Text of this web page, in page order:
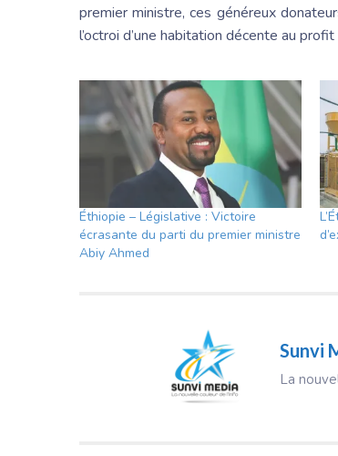
premier ministre, ces généreux
l’octroi d’une habitation décente au
Éthiopie – Législative : Victoire
écrasante du parti du premier ministre
Abiy Ahmed
Sunvi
La